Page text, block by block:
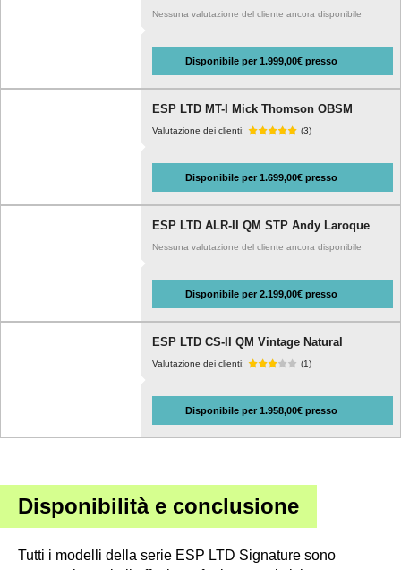
Nessuna valutazione del cliente ancora disponibile
Disponibile per 1.999,00€ presso
ESP LTD MT-I Mick Thomson OBSM
Valutazione dei clienti: (3)
Disponibile per 1.699,00€ presso
ESP LTD ALR-II QM STP Andy Laroque
Nessuna valutazione del cliente ancora disponibile
Disponibile per 2.199,00€ presso
ESP LTD CS-II QM Vintage Natural
Valutazione dei clienti: (1)
Disponibile per 1.958,00€ presso
Disponibilità e conclusione
Tutti i modelli della serie ESP LTD Signature sono